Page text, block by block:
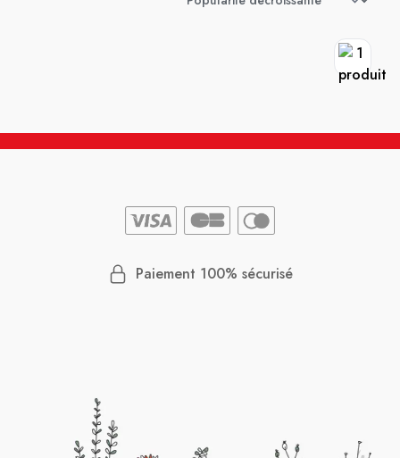
Paiement 100% sécurisé